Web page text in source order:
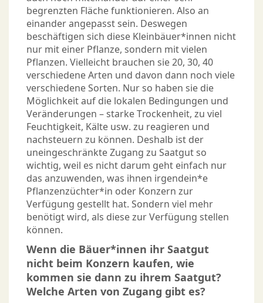
begrenzten Fläche funktionieren. Also an
einander angepasst sein. Deswegen
beschäftigen sich diese Kleinbäuer*innen nicht
nur mit einer Pflanze, sondern mit vielen
Pflanzen. Vielleicht brauchen sie 20, 30, 40
verschiedene Arten und davon dann noch viele
verschiedene Sorten. Nur so haben sie die
Möglichkeit auf die lokalen Bedingungen und
Veränderungen – starke Trockenheit, zu viel
Feuchtigkeit, Kälte usw. zu reagieren und
nachsteuern zu können. Deshalb ist der
uneingeschränkte Zugang zu Saatgut so
wichtig, weil es nicht darum geht einfach nur
das anzuwenden, was ihnen irgendein*e
Pflanzenzüchter*in oder Konzern zur
Verfügung gestellt hat. Sondern viel mehr
benötigt wird, als diese zur Verfügung stellen
können.
Wenn die Bäuer*innen ihr Saatgut
nicht beim Konzern kaufen, wie
kommen sie dann zu ihrem Saatgut?
Welche Arten von Zugang gibt es?